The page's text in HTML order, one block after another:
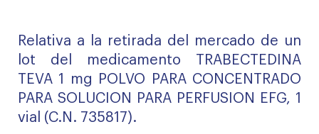
Relativa a la retirada del mercado de un
lot del medicamento TRABECTEDINA
TEVA 1 mg POLVO PARA CONCENTRADO
PARA SOLUCION PARA PERFUSION EFG, 1
vial (C.N. 735817).